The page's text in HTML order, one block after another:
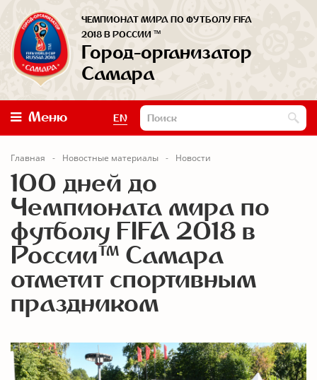
ЧЕМПИОНАТ МИРА ПО ФУТБОЛУ FIFA
2018 В РОССИИ ™
Город-организатор
Самара
Меню EN
Главная Новостные материалы Новости
100 дней до
Чемпионата мира по
футболу FIFA 2018 в
России™ Самара
отметит спортивным
праздником